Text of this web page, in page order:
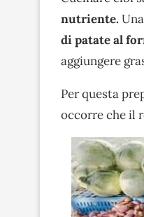
nutriente.
di patate al
aggiungere
Per questa
occorre che il